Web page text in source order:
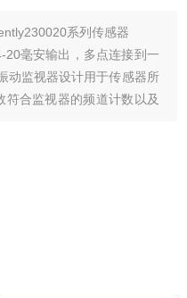
系列传感器
毫安输出，多点连接到一
动监视器设计用于传感器所
合监视器的频道计数以及